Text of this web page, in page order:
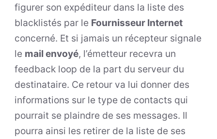
figurer son expéditeur dans la liste des
blacklistés par le Fournisseur Internet
concerné. Et si jamais un récepteur signale
le mail envoyé, l’émetteur recevra un
feedback loop de la part du serveur du
destinataire. Ce retour va lui donner des
informations sur le type de contacts qui
pourrait se plaindre de ses messages. Il
pourra ainsi les retirer de la liste de ses